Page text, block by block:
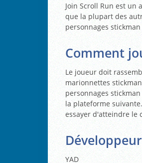
Join Scroll Run est un
que la plupart des
personnages
Comment
Le joueur doit
marionnettes
personnages
la plateforme
essayer d'atteindre le
YAD